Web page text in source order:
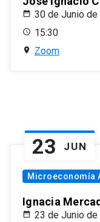
30 de Junio de
15:30
Zoom
23 JUN
Microeconomía
Ignacia
23 de Junio de